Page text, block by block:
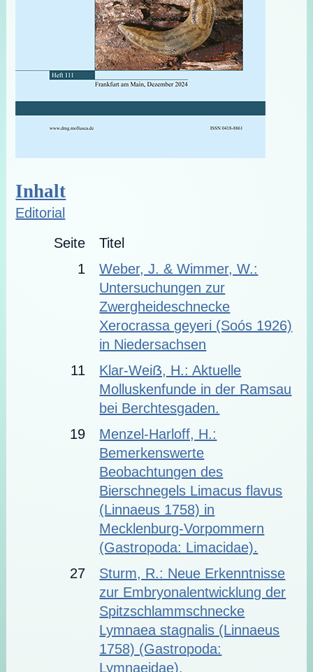
Inhalt
Editorial
Seite
Titel
1
Weber, J. & Wimmer, W.:
Untersuchungen zur
Zwergheideschnecke
Xerocrassa geyeri (Soós 1926)
in Niedersachsen
11
Klar-Weiẞ, H.: Aktuelle
Molluskenfunde in der Ramsau
bei Berchtesgaden.
19
Menzel-Harloff, H.:
Bemerkenswerte
Beobachtungen des
Bierschnegels Limacus flavus
(Linnaeus 1758) in
Mecklenburg-Vorpommern
(Gastropoda: Limacidae).
27
Sturm, R.: Neue Erkenntnisse
zur Embryonalentwicklung der
Spitzschlammschnecke
Lymnaea stagnalis (Linnaeus
1758) (Gastropoda:
Lymnaeidae).